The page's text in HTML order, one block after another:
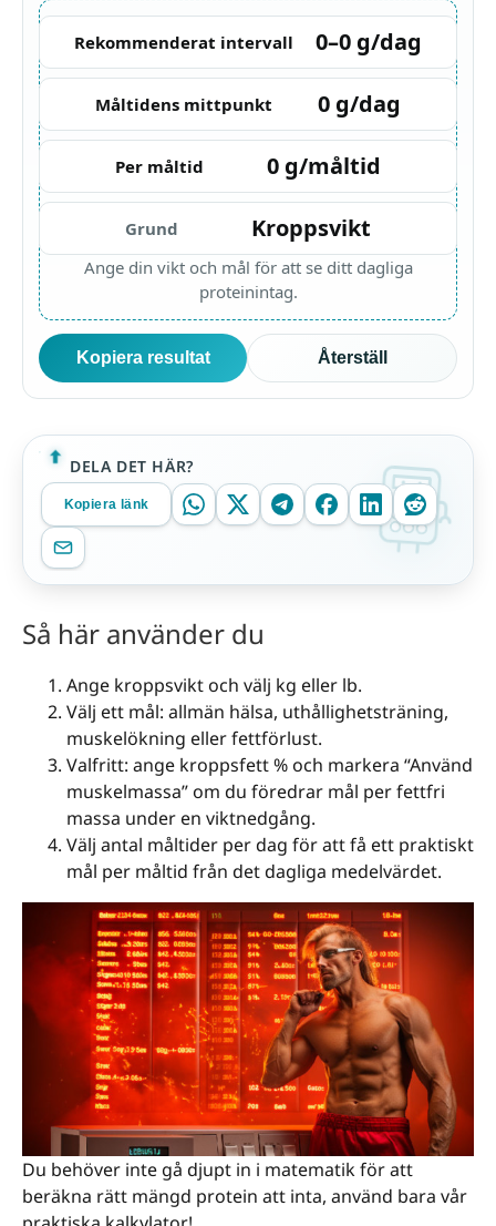
Rekommenderat intervall 0–0 g/dag
Måltidens mittpunkt 0g/dag
Per måltid 0 g/måltid
Grund Kroppsvikt
Ange din vikt och mål för att se ditt dagliga
proteinintag.
Kopiera resultat Återställ
DELA DET HÄR?
Kopiera länk
Så här använder du
Ange kroppsvikt och välj kg eller lb.
Välj ett mål: allmän hälsa, uthållighetsträning,
muskelökning eller fettförlust.
Valfritt: ange kroppsfett % och markera “Använd
muskelmassa” om du föredrar mål per fettfri
massa under en viktnedgång.
Välj antal måltider per dag för att få ett praktiskt
mål per måltid från det dagliga medelvärdet.
Du behöver inte gå djupt in i matematik för att
beräkna rätt mängd protein att inta, använd bara vår